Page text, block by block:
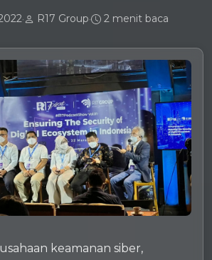
• R17 Group• 2 menit baca
keamanan siber,